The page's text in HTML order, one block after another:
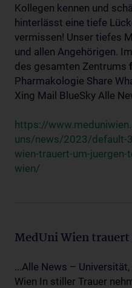
Kollegen kennen und
hinterlässt eine tiefe
vermissen! Unser tiefes
und allen Angehörigen.
des gesamten Zentrums
Pharmakologie Share
Xing Mail BlueSky Alle
https://
uns/news/2023/default-
wien-trauert-um-
wien/
MedUni Wien
...Alle News –
Wien In stiller Trauer